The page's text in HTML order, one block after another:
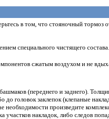
в том, что стояночный
специального чистящего состава.
сжатым воздухом и не
(переднего и заднего).
головок заклепок (клепаные
необходимости произведите
участков накладок, либо следов